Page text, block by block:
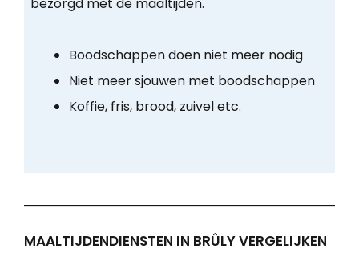
bezorgd met de maaltijden.
Boodschappen doen niet meer nodig
Niet meer sjouwen met boodschappen
Koffie, fris, brood, zuivel etc.
MAALTIJDENDIENSTEN IN BRÛLY VERGELIJKEN